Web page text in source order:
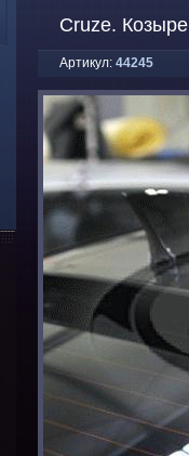
Cruze.
Артикул: 44245